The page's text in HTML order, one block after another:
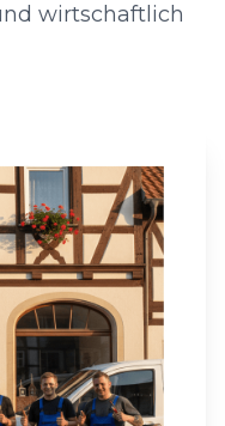
wirtschaftlich